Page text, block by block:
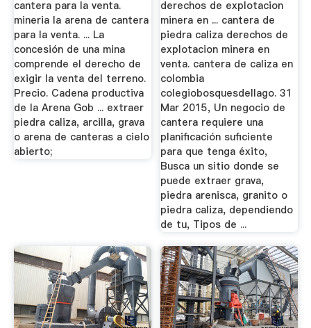
cantera para la venta.
mineria la arena de cantera
para la venta. ... La
concesión de una mina
comprende el derecho de
exigir la venta del terreno.
Precio. Cadena productiva
de la Arena Gob ... extraer
piedra caliza, arcilla, grava
o arena de canteras a cielo
abierto;
derechos de explotacion
minera en ... cantera de
piedra caliza derechos de
explotacion minera en
venta. cantera de caliza en
colombia
colegiobosquesdellago. 31
Mar 2015, Un negocio de
cantera requiere una
planificación suficiente
para que tenga éxito,
Busca un sitio donde se
puede extraer grava,
piedra arenisca, granito o
piedra caliza, dependiendo
de tu, Tipos de ...